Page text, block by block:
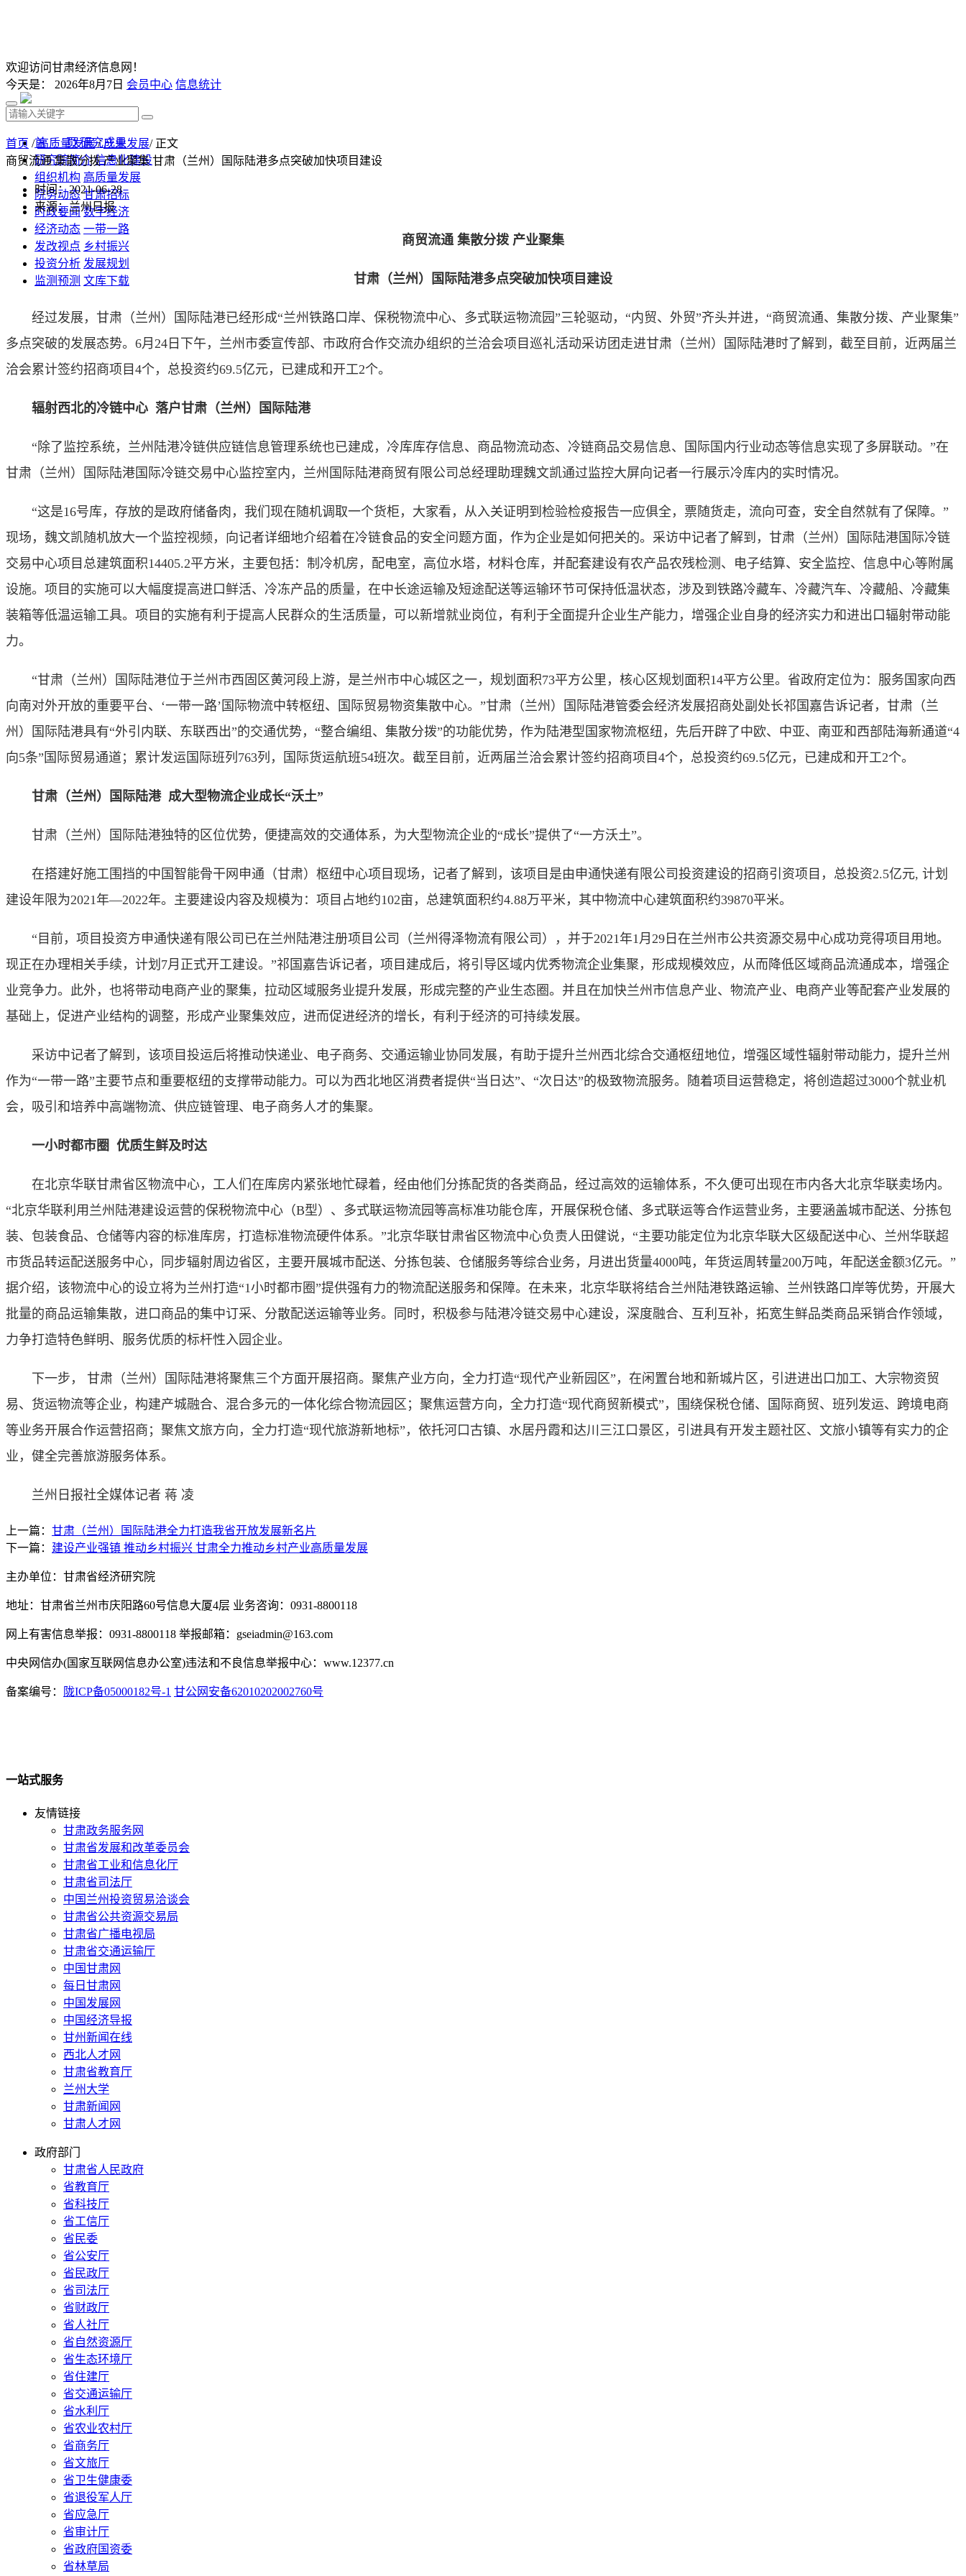
欢迎访问甘肃经济信息网！
今天是： 2026年8月7日 会员中心 信息统计
首 页 研究成果
研究院简介 信息化建设
组织机构 高质量发展
院务动态 甘肃招标
时政要闻 数字经济
经济动态 一带一路
发改视点 乡村振兴
投资分析 发展规划
监测预测 文库下载
首页 /高质量发展/产业发展/ 正文
商贸流通 集散分拨 产业聚集 甘肃（兰州）国际陆港多点突破加快项目建设
时间：2021-06-28
来源：兰州日报
商贸流通 集散分拨 产业聚集
甘肃（兰州）国际陆港多点突破加快项目建设
经过发展，甘肃（兰州）国际陆港已经形成“兰州铁路口岸、保税物流中心、多式联运物流园”三轮驱动，“内贸、外贸”齐头并进，“商贸流通、集散分拨、产业聚集”
多点突破的发展态势。6月24日下午，兰州市委宣传部、市政府合作交流办组织的兰洽会项目巡礼活动采访团走进甘肃（兰州）国际陆港时了解到，截至目前，近两届兰
洽会累计签约招商项目4个，总投资约69.5亿元，已建成和开工2个。
辐射西北的冷链中心 落户甘肃（兰州）国际陆港
“除了监控系统，兰州陆港冷链供应链信息管理系统也已建成，冷库库存信息、商品物流动态、冷链商品交易信息、国际国内行业动态等信息实现了多屏联动。”在
甘肃（兰州）国际陆港国际冷链交易中心监控室内，兰州国际陆港商贸有限公司总经理助理魏文凯通过监控大屏向记者一行展示冷库内的实时情况。
“这是16号库，存放的是政府储备肉，我们现在随机调取一个货柜，大家看，从入关证明到检验检疫报告一应俱全，票随货走，流向可查，安全自然就有了保障。”
现场，魏文凯随机放大一个监控视频，向记者详细地介绍着在冷链食品的安全问题方面，作为企业是如何把关的。采访中记者了解到，甘肃（兰州）国际陆港国际冷链
交易中心项目总建筑面积14405.2平方米，主要包括：制冷机房，配电室，高位水塔，材料仓库，并配套建设有农产品农残检测、电子结算、安全监控、信息中心等附属
设施。项目的实施可以大幅度提高进口鲜活、冷冻产品的质量，在中长途运输及短途配送等运输环节可保持低温状态，涉及到铁路冷藏车、冷藏汽车、冷藏船、冷藏集
装箱等低温运输工具。项目的实施有利于提高人民群众的生活质量，可以新增就业岗位，有利于全面提升企业生产能力，增强企业自身的经济实力和进出口辐射带动能
力。
“甘肃（兰州）国际陆港位于兰州市西固区黄河段上游，是兰州市中心城区之一，规划面积73平方公里，核心区规划面积14平方公里。省政府定位为：服务国家向西
向南对外开放的重要平台、‘一带一路’国际物流中转枢纽、国际贸易物资集散中心。”甘肃（兰州）国际陆港管委会经济发展招商处副处长祁国嘉告诉记者，甘肃（兰
州）国际陆港具有“外引内联、东联西出”的交通优势，“整合编组、集散分拨”的功能优势，作为陆港型国家物流枢纽，先后开辟了中欧、中亚、南亚和西部陆海新通道“4
向5条”国际贸易通道；累计发运国际班列763列，国际货运航班54班次。截至目前，近两届兰洽会累计签约招商项目4个，总投资约69.5亿元，已建成和开工2个。
甘肃（兰州）国际陆港 成大型物流企业成长“沃土”
甘肃（兰州）国际陆港独特的区位优势，便捷高效的交通体系，为大型物流企业的“成长”提供了“一方沃土”。
在搭建好施工围挡的中国智能骨干网申通（甘肃）枢纽中心项目现场，记者了解到，该项目是由申通快递有限公司投资建设的招商引资项目，总投资2.5亿元, 计划
建设年限为2021年—2022年。主要建设内容及规模为：项目占地约102亩，总建筑面积约4.88万平米，其中物流中心建筑面积约39870平米。
“目前，项目投资方申通快递有限公司已在兰州陆港注册项目公司（兰州得泽物流有限公司），并于2021年1月29日在兰州市公共资源交易中心成功竞得项目用地。
现正在办理相关手续，计划7月正式开工建设。”祁国嘉告诉记者，项目建成后，将引导区域内优秀物流企业集聚，形成规模效应，从而降低区域商品流通成本，增强企
业竞争力。此外，也将带动电商产业的聚集，拉动区域服务业提升发展，形成完整的产业生态圈。并且在加快兰州市信息产业、物流产业、电商产业等配套产业发展的
基础上，促进产业结构的调整，形成产业聚集效应，进而促进经济的增长，有利于经济的可持续发展。
采访中记者了解到，该项目投运后将推动快递业、电子商务、交通运输业协同发展，有助于提升兰州西北综合交通枢纽地位，增强区域性辐射带动能力，提升兰州
作为“一带一路”主要节点和重要枢纽的支撑带动能力。可以为西北地区消费者提供“当日达”、“次日达”的极致物流服务。随着项目运营稳定，将创造超过3000个就业机
会，吸引和培养中高端物流、供应链管理、电子商务人才的集聚。
一小时都市圈 优质生鲜及时达
在北京华联甘肃省区物流中心，工人们在库房内紧张地忙碌着，经由他们分拣配货的各类商品，经过高效的运输体系，不久便可出现在市内各大北京华联卖场内。
“北京华联利用兰州陆港建设运营的保税物流中心（B型）、多式联运物流园等高标准功能仓库，开展保税仓储、多式联运等合作运营业务，主要涵盖城市配送、分拣包
装、包装食品、仓储等内容的标准库房，打造标准物流硬件体系。”北京华联甘肃省区物流中心负责人田健说，“主要功能定位为北京华联大区级配送中心、兰州华联超
市货品转运配送服务中心，同步辐射周边省区，主要开展城市配送、分拣包装、仓储服务等综合业务，月进出货量4000吨，年货运周转量200万吨，年配送金额3亿元。”
据介绍，该物流中心的设立将为兰州打造“1小时都市圈”提供强有力的物流配送服务和保障。在未来，北京华联将结合兰州陆港铁路运输、兰州铁路口岸等优势，开展大
批量的商品运输集散，进口商品的集中订采、分散配送运输等业务。同时，积极参与陆港冷链交易中心建设，深度融合、互利互补，拓宽生鲜品类商品采销合作领域，
力争打造特色鲜明、服务优质的标杆性入园企业。
下一步， 甘肃（兰州）国际陆港将聚焦三个方面开展招商。聚焦产业方向，全力打造“现代产业新园区”，在闲置台地和新城片区，引进进出口加工、大宗物资贸
易、货运物流等企业，构建产城融合、混合多元的一体化综合物流园区；聚焦运营方向，全力打造“现代商贸新模式”，围绕保税仓储、国际商贸、班列发运、跨境电商
等业务开展合作运营招商；聚焦文旅方向，全力打造“现代旅游新地标”，依托河口古镇、水居丹霞和达川三江口景区，引进具有开发主题社区、文旅小镇等有实力的企
业，健全完善旅游服务体系。
兰州日报社全媒体记者 蒋 凌
上一篇： 甘肃（兰州）国际陆港全力打造我省开放发展新名片
下一篇： 建设产业强镇 推动乡村振兴 甘肃全力推动乡村产业高质量发展
主办单位：甘肃省经济研究院
地址：甘肃省兰州市庆阳路60号信息大厦4层 业务咨询：0931-8800118
网上有害信息举报：0931-8800118 举报邮箱：gseiadmin@163.com
中央网信办(国家互联网信息办公室)违法和不良信息举报中心：www.12377.cn
备案编号： 陇ICP备05000182号-1 甘公网安备62010202002760号
一站式服务
友情链接
甘肃政务服务网
甘肃省发展和改革委员会
甘肃省工业和信息化厅
甘肃省司法厅
中国兰州投资贸易洽谈会
甘肃省公共资源交易局
甘肃省广播电视局
甘肃省交通运输厅
中国甘肃网
每日甘肃网
中国发展网
中国经济导报
甘州新闻在线
西北人才网
甘肃省教育厅
兰州大学
甘肃新闻网
甘肃人才网
政府部门
甘肃省人民政府
省教育厅
省科技厅
省工信厅
省民委
省公安厅
省民政厅
省司法厅
省财政厅
省人社厅
省自然资源厅
省生态环境厅
省住建厅
省交通运输厅
省水利厅
省农业农村厅
省商务厅
省文旅厅
省卫生健康委
省退役军人厅
省应急厅
省审计厅
省政府国资委
省林草局